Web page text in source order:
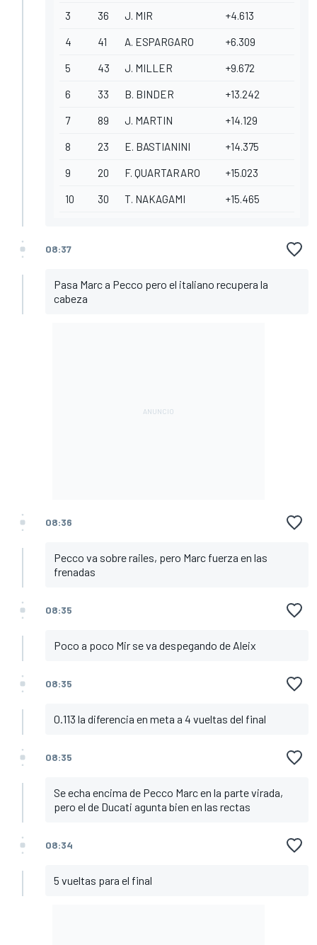
3 36 J. MIR +4.613
4 41 A. ESPARGARO +6.309
5 43 J. MILLER +9.672
6 33 B. BINDER +13.242
7 89 J. MARTIN +14.129
8 23 E. BASTIANINI +14.375
9 20 F. QUARTARARO +15.023
10 30 T. NAKAGAMI +15.465
08:37
Pasa Marc a Pecco pero el italiano recupera la
cabeza
08:36
Pecco va sobre railes, pero Marc fuerza en las
frenadas
08:35
Poco a poco Mir se va despegando de Aleix
08:35
0.113 la diferencia en meta a 4 vueltas del final
08:35
Se echa encima de Pecco Marc en la parte virada,
pero el de Ducati agunta bien en las rectas
08:34
5 vueltas para el final